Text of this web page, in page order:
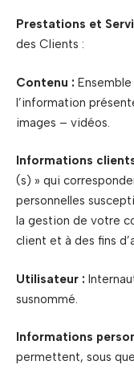
Prestations et
des Clients :
Contenu :
l’information
images – vidéos.
Informations
(s) » qui
personnelles
la gestion de votre
client et à des fins
Utilisateur :
susnommé.
Informations
permettent, sous